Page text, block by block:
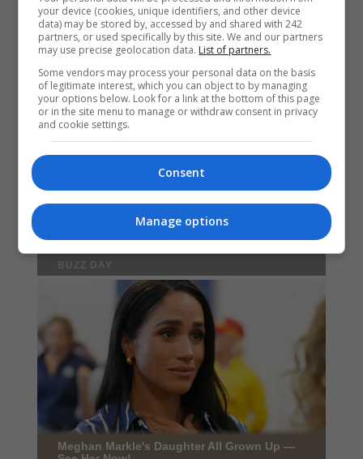
your device (cookies, unique identifiers, and other device
data) may be stored by, accessed by and shared with 242
partners, or used specifically by this site. We and our partners
may use precise geolocation data. List of partners.
Some vendors may process your personal data on the basis
of legitimate interest, which you can object to by managing
your options below. Look for a link at the bottom of this page
or in the site menu to manage or withdraw consent in privacy
and cookie settings.
Consent
Manage options